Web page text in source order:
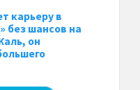
карьеру в
без шансов на
он